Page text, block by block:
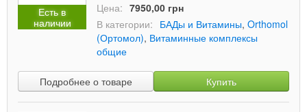
Есть в
наличии
Цена: 7950,00 грн
В категории: БАДы и Витамины, Orthomol
(Ортомол), Витаминные комплексы
общие
Подробнее о товаре Купить